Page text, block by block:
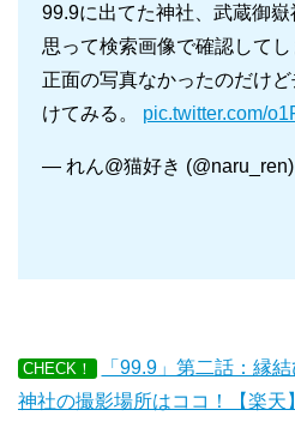
99.9に出てた神社、武蔵御
思って検索画像で確認してし
正面の写真なかったのだけ
けてみる。 pic.twitter.com/
— れん@猫好き (@naru_ren)
CHECK！
「99.9」第二話：縁
神社の撮影場所はココ！【楽天】